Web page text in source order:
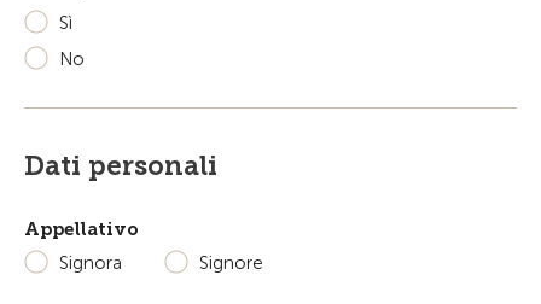
Sì
No
Dati personali
Appellativo
Signora
Signore